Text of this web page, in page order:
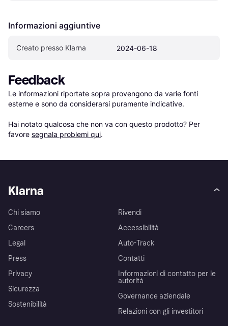
Informazioni aggiuntive
Creato presso Klarna 2024-06-18
Feedback
Le informazioni riportate sopra provengono da varie fonti
esterne e sono da considerarsi puramente indicative.
Hai notato qualcosa che non va con questo prodotto? Per
favore segnala problemi qui.
Klarna
Chi siamo
Careers
Legal
Press
Privacy
Sicurezza
Sostenibilità
Rivendi
Accessibilità
Auto-Track
Contatti
Informazioni di contatto per le
autorità
Governance aziendale
Relazioni con gli investitori